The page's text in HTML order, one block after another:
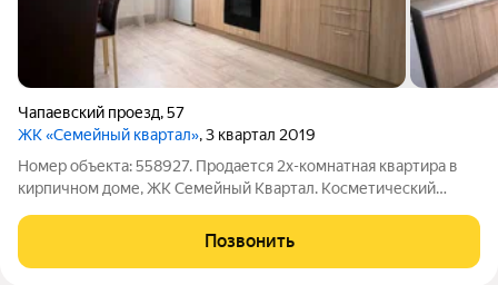
Чапаевский проезд,57
ЖК «Семейный квартал», 3 квартал 2019
Номер объекта: 558927. Продается 2х-комнатная квартира в
кирпичном доме, ЖК Семейный Квартал. Косметический
лоджия , удобный третий этаж, хорошие видовые
характеристики. Более 3х лет в
Позвонить